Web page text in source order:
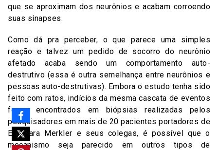
que se aproximam dos neurônios e acabam corroendo
suas sinapses.
Como dá pra perceber, o que parece uma simples
reação e talvez um pedido de socorro do neurônio
afetado acaba sendo um comportamento auto-
destrutivo (essa é outra semelhança entre neurônios e
pessoas auto-destrutivas). Embora o estudo tenha sido
feito com ratos, indícios da mesma cascata de eventos
foram encontrados em biópsias realizadas pelos
pesquisadores em mais de 20 pacientes portadores de
ER. Para Merkler e seus colegas, é possível que o
mecanismo seja parecido em outros tipos de